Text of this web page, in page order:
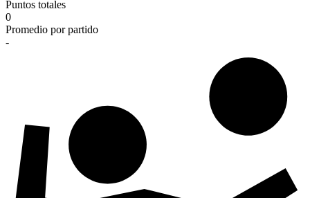
Puntos totales
0
Promedio por partido
-